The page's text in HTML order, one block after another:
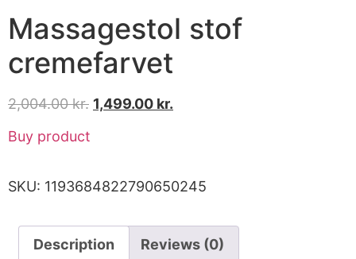
Massagestol stof
cremefarvet
2,004.00kr. 1,499.00 kr.
Buy product
SKU: 1193684822790650245
Description Reviews (0)